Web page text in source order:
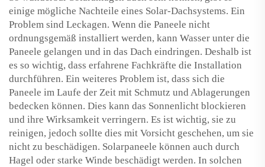
einige mögliche Nachteile eines Solar-Dachsystems. Ein
Problem sind Leckagen. Wenn die Paneele nicht
ordnungsgemäß installiert werden, kann Wasser unter die
Paneele gelangen und in das Dach eindringen. Deshalb ist
es so wichtig, dass erfahrene Fachkräfte die Installation
durchführen. Ein weiteres Problem ist, dass sich die
Paneele im Laufe der Zeit mit Schmutz und Ablagerungen
bedecken können. Dies kann das Sonnenlicht blockieren
und ihre Wirksamkeit verringern. Es ist wichtig, sie zu
reinigen, jedoch sollte dies mit Vorsicht geschehen, um sie
nicht zu beschädigen. Solarpaneele können auch durch
Hagel oder starke Winde beschädigt werden. In solchen